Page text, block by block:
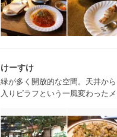
けーすけ
緑が多く開放的な空間。天井か
入りピラフという一風変わった